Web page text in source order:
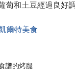
蔔和土豆經過良好
爾特美食
譜的烤腿